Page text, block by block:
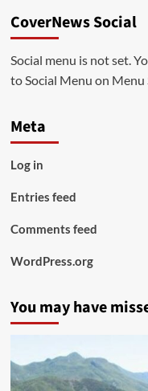
CoverNews Social
Social menu is not set.
to Social Menu on Menu
Meta
Log in
Entries feed
Comments feed
WordPress.org
You may have